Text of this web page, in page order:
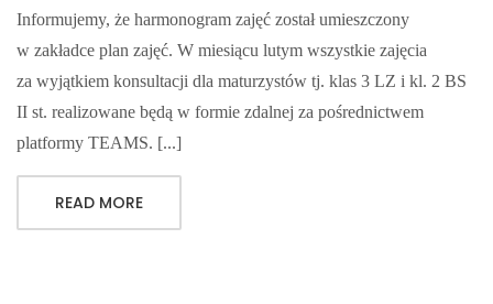
Informujemy, że harmonogram zajęć został umieszczony
w zakładce plan zajęć. W miesiącu lutym wszystkie zajęcia
za wyjątkiem konsultacji dla maturzystów tj. klas 3 LZ i kl. 2 BS
II st. realizowane będą w formie zdalnej za pośrednictwem
platformy TEAMS. [...]
READ MORE